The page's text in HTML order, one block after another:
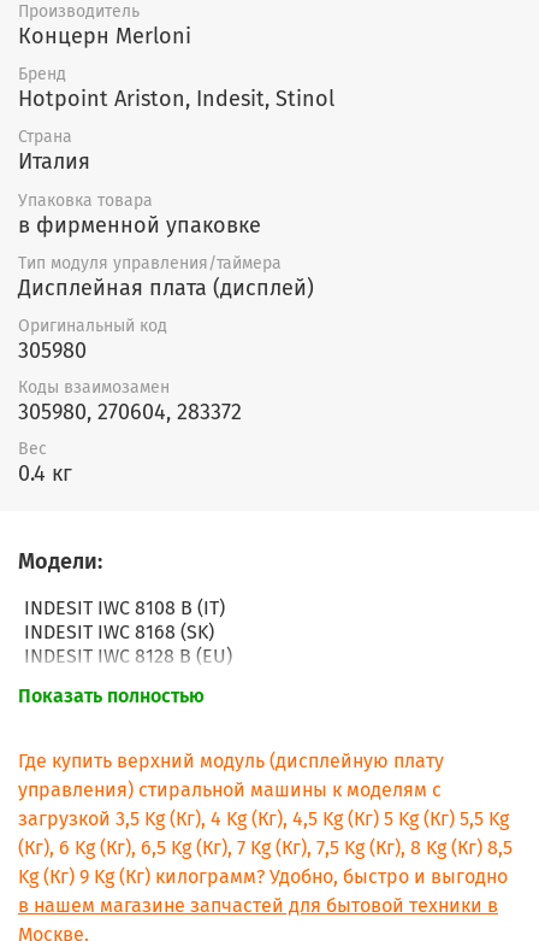
Производитель
Концерн Merloni
Бренд
Hotpoint Ariston, Indesit, Stinol
Страна
Италия
Упаковка товара
в фирменной упаковке
Тип модуля управления/таймера
Дисплейная плата (дисплей)
Оригинальный код
305980
Коды взаимозамен
305980, 270604, 283372
Вес
0.4 кг
Модели:
INDESIT IWC 8108 B (IT)
INDESIT IWC 8168 (SK)
INDESIT IWC 8128 B (EU)
INDESIT IWC 8085 B (EU)
INDESIT IWDC 7105 (EU)
INDESIT IWC 5083 (CIS)
INDESIT IWC 5085 (EU)
INDESIT IWC 5085 B (IT)
INDESIT IWC 5103 (CIS)
INDESIT IWC 5105 (EU)
INDESIT IWC 5105 B (IT)
INDESIT IWC 5145 (EU)
Показать полностью
Где купить верхний модуль (дисплейную плату
управления) стиральной машины к моделям с
загрузкой 3,5 Kg (Кг), 4 Kg (Кг), 4,5 Kg (Кг) 5 Kg (Кг) 5,5 Kg
(Кг), 6 Kg (Кг), 6,5 Kg (Кг), 7 Kg (Кг), 7,5 Kg (Кг), 8 Kg (Кг) 8,5
Kg (Кг) 9 Kg (Кг) килограмм? Удобно, быстро и выгодно
в нашем магазине запчастей для бытовой техники в
Москве.